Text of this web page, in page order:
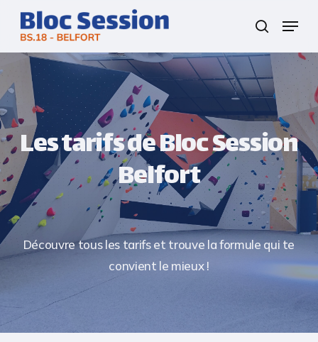
Skip
main
content
search
Menu
Les tarifs de Bloc Session
Belfort
Découvre tous les tarifs et trouve la formule qui te
convient le mieux !
Menu